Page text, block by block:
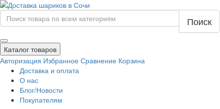
Поиск
Каталог товаров
Авторизация Избранное Сравнение Корзина
Доставка и оплата
О нас
Блог/Новости
Покупателям